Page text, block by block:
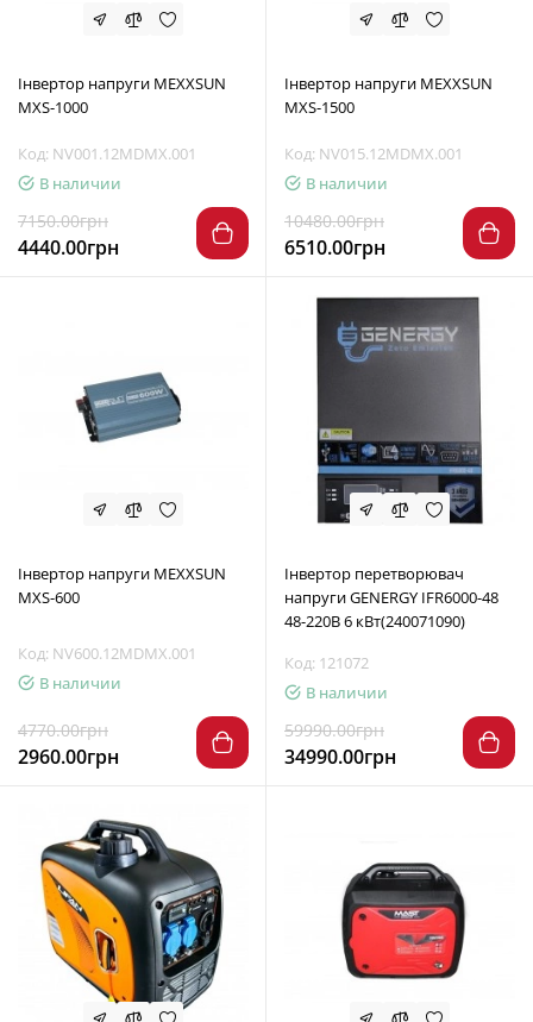
Інвертор напруги MEXXSUN
MXS-1000
Код: NV001.12MDMX.001
В наличии
7150.00грн
4440.00грн
Інвертор напруги MEXXSUN
MXS-1500
Код: NV015.12MDMX.001
В наличии
10480.00грн
6510.00грн
Інвертор напруги MEXXSUN
MXS-600
Код: NV600.12MDMX.001
В наличии
4770.00грн
2960.00грн
Інвертор перетворювач
напруги GENERGY IFR6000-48
48-220В 6 кВт(240071090)
Код: 121072
В наличии
59990.00грн
34990.00грн